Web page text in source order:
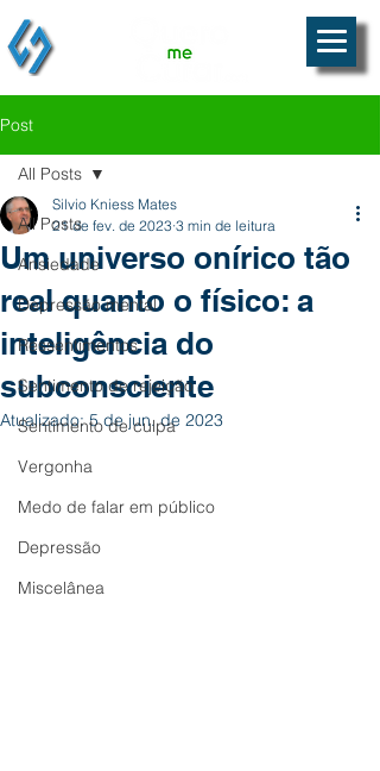
Post
All Posts
Ansiedade
Depressão mental
Ressentimentos
Sentimento de rejeição
Sentimento de culpa
Vergonha
Medo de falar em público
Depressão
Miscelânea
All Posts
Um universo onírico tão
real quanto o físico: a
inteligência do
subconsciente
Silvio Kniess Mates
21 de fev. de 2023 3 min de leitura
Atualizado:5 de jun. de 2023